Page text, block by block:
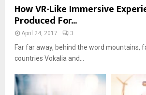
How VR-Like Immersive
Produced For...
April 24, 2017 3
Far far away, behind the word mountains,
countries Vokalia and...